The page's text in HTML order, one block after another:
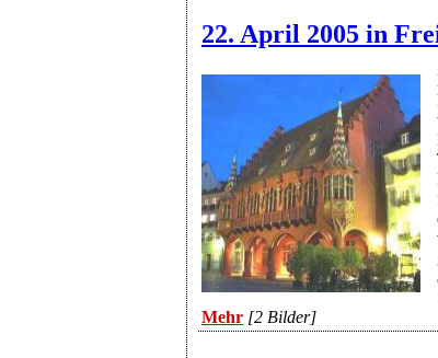
22. April 2005 in
Mehr [2 Bilder]